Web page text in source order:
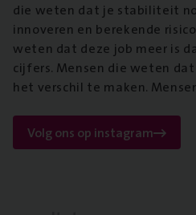
die weten dat je stabiliteit
innoveren en berekende
weten dat deze job meer is
cijfers. Mensen die weten
het verschil te maken.
Volg ons op instagram